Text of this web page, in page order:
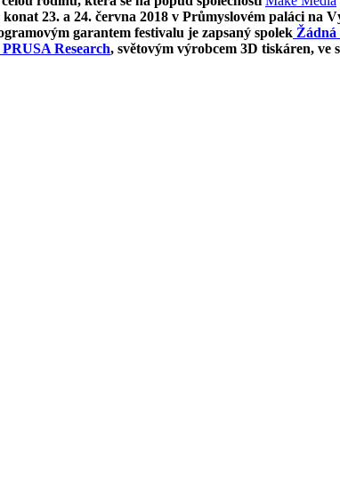
23. a 24. června 2018 v Průmyslovém paláci na
garantem festivalu je zapsaný spolek Žádná
PRUSA Research, světovým výrobcem 3D tiskáren,